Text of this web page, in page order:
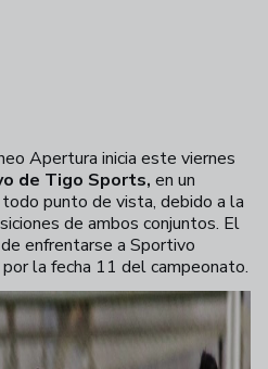
Apertura inicia este viernes
de Tigo Sports, en un
punto de vista, debido a la
de ambos conjuntos. El
enfrentarse a Sportivo
la fecha 11 del campeonato.